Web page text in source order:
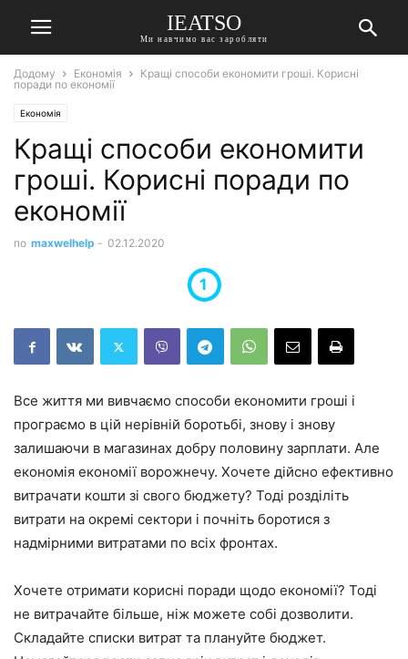
IEATSO
Ми навчимо вас заробляти
Додому Економія
Кращі способи економити гроші. Корисні
поради по економії
Економія
Кращі способи економити
гроші. Корисні поради по
економії
по maxwelhelp - 02.12.2020
Все життя ми вивчаємо способи економити гроші і
програємо в цій нерівній боротьбі, знову і знову
залишаючи в магазинах добру половину зарплати. Але
економія економії ворожнечу. Хочете дійсно ефективно
витрачати кошти зі свого бюджету? Тоді розділіть
витрати на окремі сектори і почніть боротися з
надмірними витратами по всіх фронтах.
Хочете отримати корисні поради щодо економії? Тоді
не витрачайте більше, ніж можете собі дозволити.
Складайте списки витрат та плануйте бюджет.